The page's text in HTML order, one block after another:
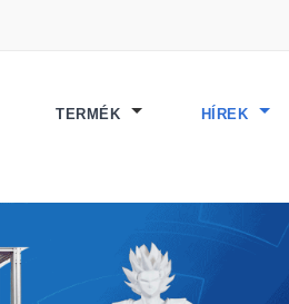
TERMÉK HÍREK